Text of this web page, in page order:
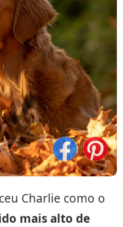
Charlie como o
mais alto de